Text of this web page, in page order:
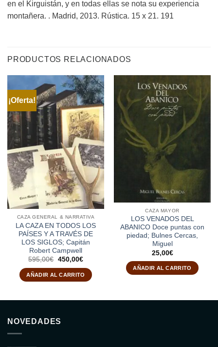
en el Kirguistán, y en todas ellas se nota su experiencia
montañera. . Madrid, 2013. Rústica. 15 x 21. 191
PRODUCTOS RELACIONADOS
¡Oferta!
CAZA GENERAL & NARRATIVA
LA CAZA EN TODOS LOS
PAÍSES Y A TRAVÉS DE
LOS SIGLOS; Capitán
Robert Campwell
595,00€ El
original
era:
450,00€El
actual
es:
AÑADIR AL CARRITO
CAZA MAYOR
LOS VENADOS DEL
ABANICO Doce puntas con
piedad; Bulnes Cercas,
Miguel
25,00€
AÑADIR AL CARRITO
NOVEDADES